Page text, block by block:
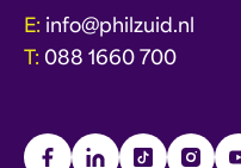
E: info@philzuid.nl
T: 088 1660 700